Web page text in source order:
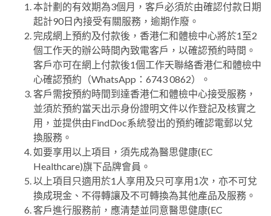
本計劃的有效期為3個月，客戶必須於由確認付款日期
起計90日內接受有關服務，逾期作廢。
完成網上預約及付款後，香港仁和體檢中心將於1至2
個工作天的辦公時間內致電客戶，以確認預約時間。
客戶亦可在網上付款後1個工作天聯絡香港仁和體檢中
心確認預約（WhatsApp：6743 0862）。
客戶需按預約時間到達香港仁和體檢中心接受服務，
並須於預約當天出示身份證明文件以作登記及核實之
用，並提供由FindDoc系統發出的預約確認電郵以兌
換服務。
如要享用以上項目，須先成為醫思健康(EC
Healthcare)旗下品牌會員。
以上項目只適用於1人享用及只可享用1次，亦不可兌
換成現金、不得轉讓及不可轉換為其他產品及服務。
客戶進行服務前，應清楚並同意醫思健康(EC